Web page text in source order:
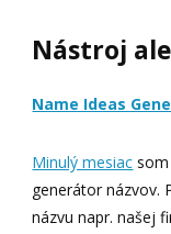
Nástroj
Name Ideas
Minulý mesiac
generátor názvov.
názvu napr. našej